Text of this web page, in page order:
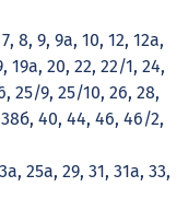
8, 9, 9а, 10, 12, 12а,
19а, 20, 22, 22/1, 24,
25/9, 25/10, 26, 28,
40, 44, 46, 46/2,
25а, 29, 31, 31а, 33,